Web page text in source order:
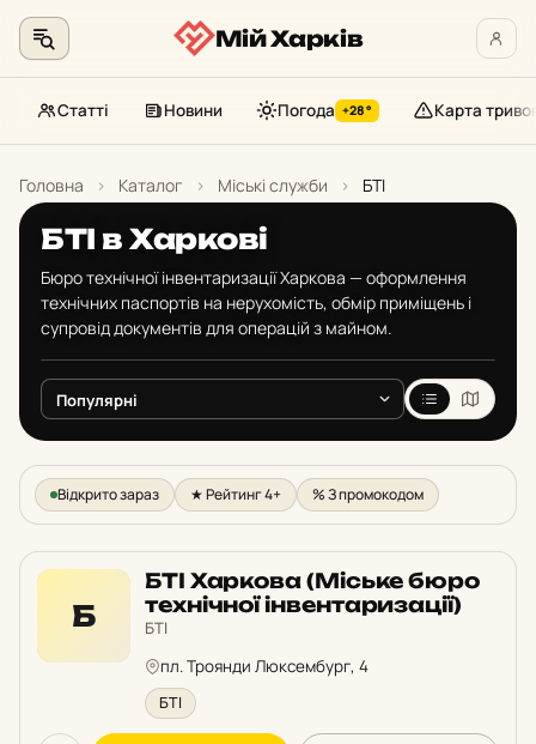
контенту
Мій Харків
Статті Новини Погода +28° Карта
Головна › Каталог › Міські служби › БТІ
БТІ в Харкові
Бюро технічної інвентаризації Харкова — оформлення
технічних паспортів на нерухомість, обмір приміщень і
супровід документів для операцій з майном.
Відкрито зараз ★ Рейтинг 4+ % З промокодом
Б
БТІ Харкова (Міське бюро
технічної інвентаризації)
БТІ
пл. Троянди Люксембург, 4
БТІ